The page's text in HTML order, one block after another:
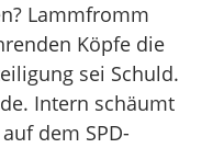
Lammfromm
Köpfe die
sei Schuld.
Intern schäumt
dem SPD-